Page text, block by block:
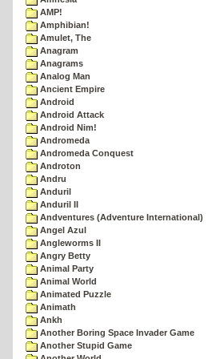
AMP!
Amphibian!
Amulet, The
Anagram
Anagrams
Analog Man
Ancient Empire
Android
Android Attack
Android Nim!
Andromeda
Andromeda Conquest
Androton
Andru
Anduril
Anduril II
Andventures (Adventure International)
Angel Azul
Angleworms II
Angry Betty
Animal Party
Animal World
Animated Puzzle
Animath
Ankh
Another Boring Space Invader Game
Another Stupid Game